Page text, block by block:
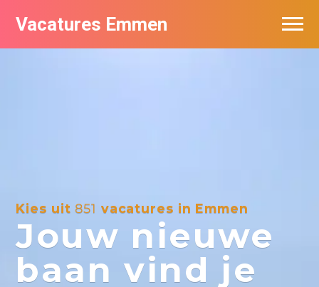
Vacatures Emmen
Kies uit851 vacatures in Emmen
Jouw nieuwe
baan vind je
Vacatures per bedrijf